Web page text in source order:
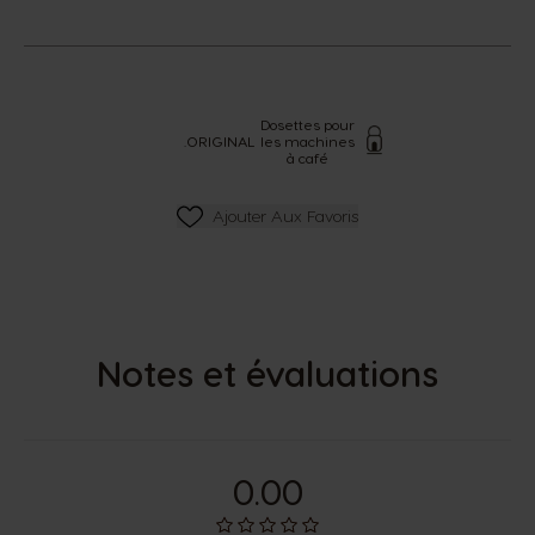
Dosettes pour
les machines
à café
ORIGINAL
Ajouter Aux Favoris
Ajouter Aux Favoris
Notes et évaluations
0.00